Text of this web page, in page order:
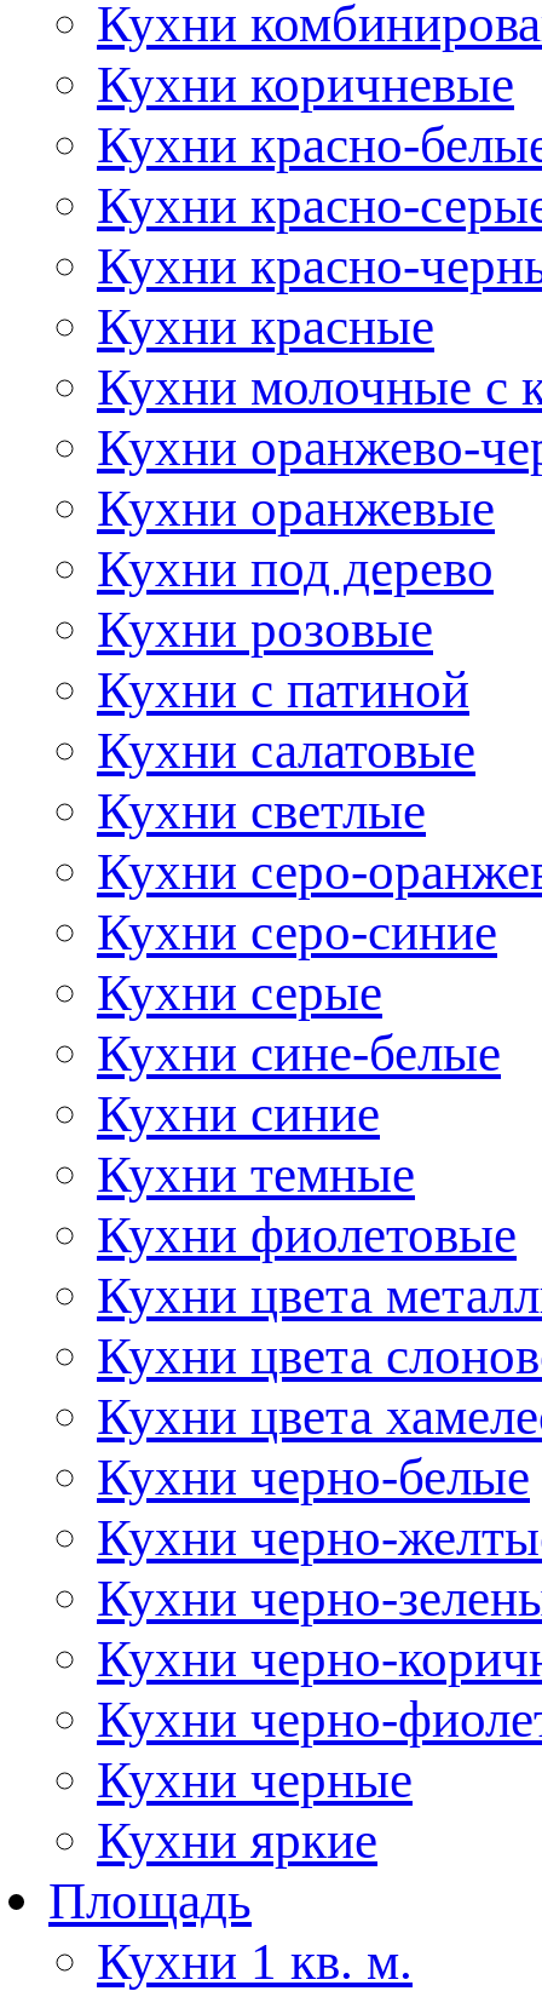
Кухни
Кухни коричневые
Кухни красно-
Кухни красно-
Кухни красно-
Кухни красные
Кухни молочные с
Кухни оранжево-
Кухни оранжевые
Кухни под дерево
Кухни розовые
Кухни с патиной
Кухни салатовые
Кухни светлые
Кухни серо-
Кухни серо-синие
Кухни серые
Кухни сине-белые
Кухни синие
Кухни темные
Кухни фиолетовые
Кухни цвета
Кухни цвета
Кухни цвета
Кухни черно-белые
Кухни черно-
Кухни черно-
Кухни черно-
Кухни черно-
Кухни черные
Кухни яркие
Площадь
Кухни 1 кв. м.